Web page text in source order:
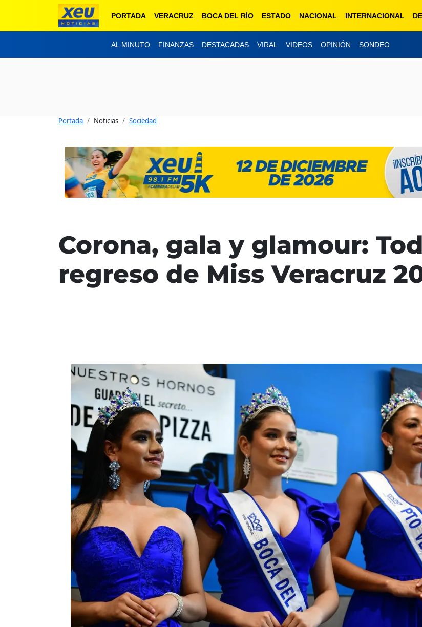
PORTADA VERACRUZ BOCA DEL RÍO ESTADO NACIONAL INTERNACIONAL
AL MINUTO FINANZAS DESTACADAS VIRAL VIDEOS OPINIÓN SONDEO
Portada Noticias Sociedad
Corona, gala y glamour:
regreso de Miss Veracruz